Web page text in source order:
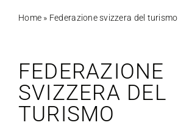
Home » Federazione svizzera del turismo
FEDERAZIONE
SVIZZERA DEL
TURISMO